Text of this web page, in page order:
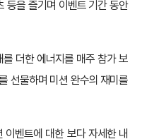
등을 즐기며 이벤트 기간 동안
더한 에너지를 매주 참가 보
선물하며 미션 완수의 재미를
이벤트에 대한 보다 자세한 내